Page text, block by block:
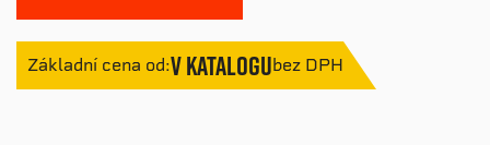
Základní cena od:V katalogubez DPH